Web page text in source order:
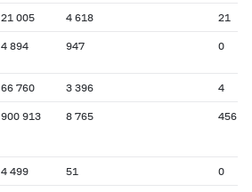
21 005 4 618 21
4 894 947 0
66 760 3 396 4
900 913 8 765 456
4 499 51 0